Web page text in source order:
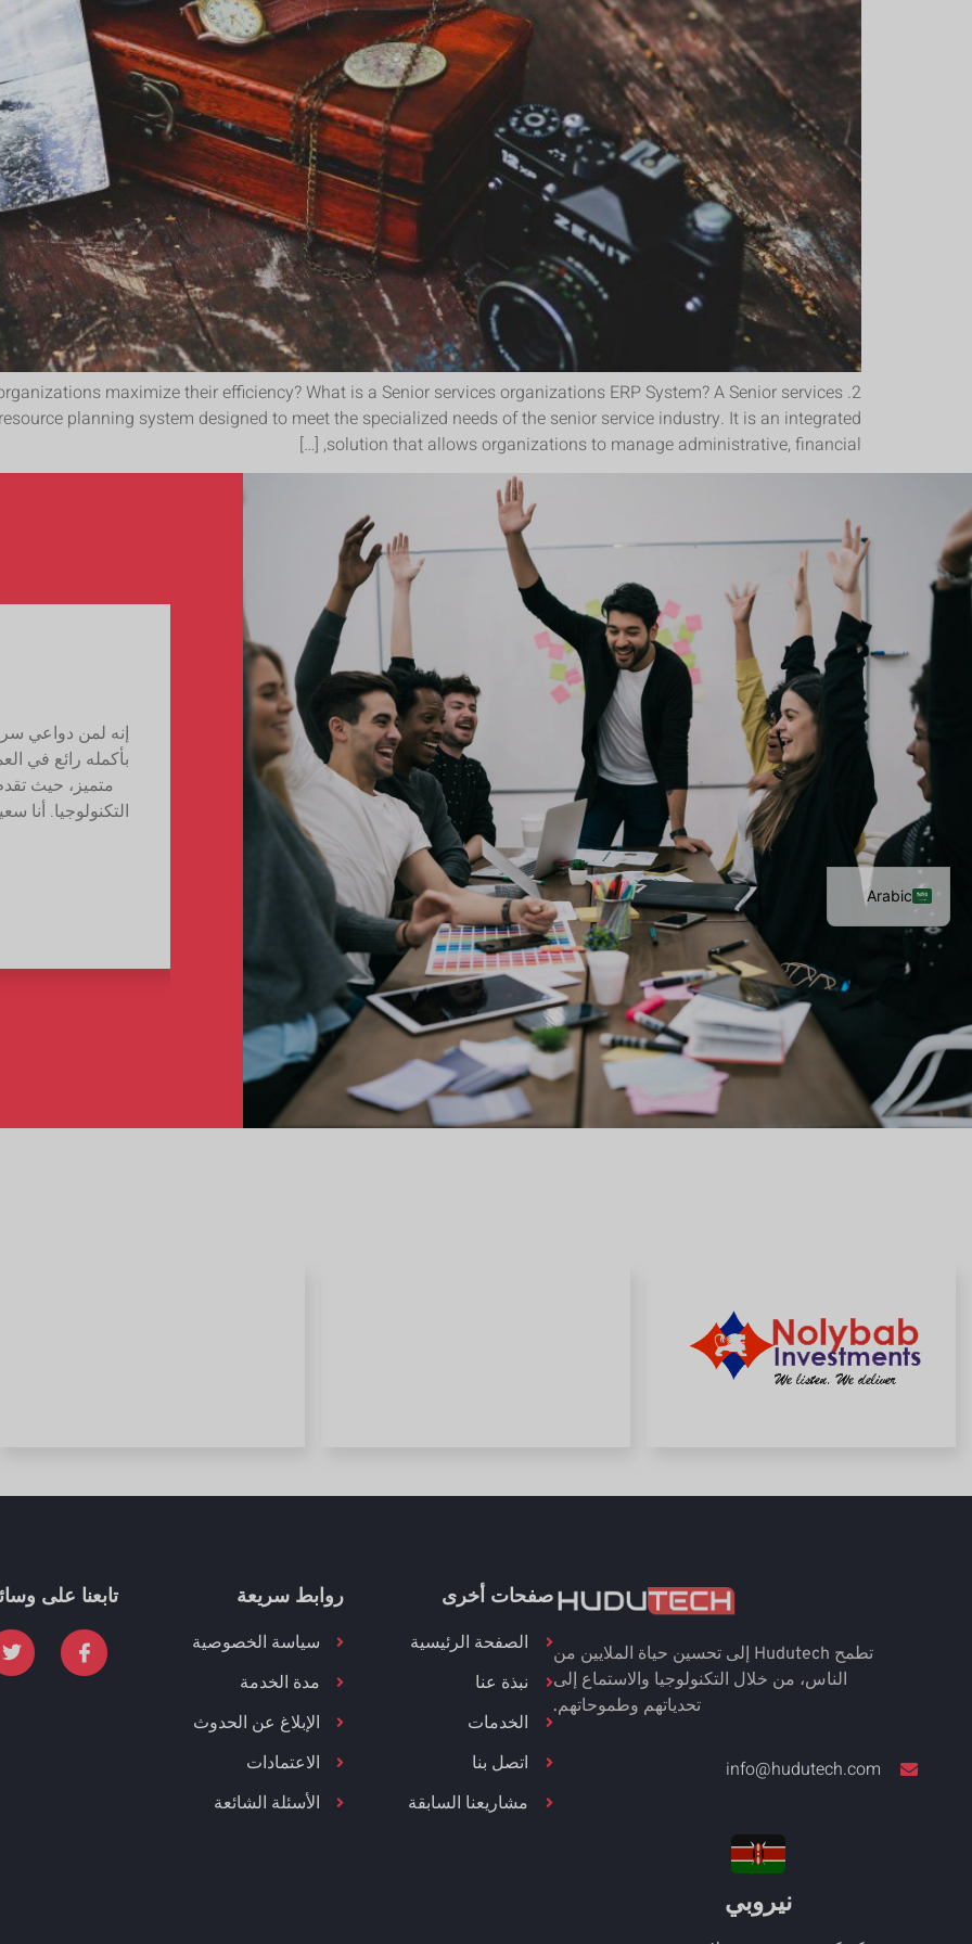
maximize their efficiency? What is a Senior services organizations ERP System? A Senior services
planning system designed to meet the specialized needs of the senior service industry. It is an integrated
solution that allows organizations to manage administrative, financial, […]
بأكمله رائع في
متميز، حيث
تطمح Hudutech إلى تحسين حياة الملايين من
الناس، من خلال التكنولوجيا والاستماع إلى
تحدياتهم وطموحاتهم.
info@hudutech.com
صفحات أخرى
الصفحة الرئيسية
نبذة عنا
الخدمات
اتصل بنا
مشاريعنا السابقة
روابط سريعة
سياسة الخصوصية
مدة الخدمة
الإبلاغ عن الحدوث
الاعتمادات
الأسئلة الشائعة
تابعنا على
نيروبي
Arabic
English
French